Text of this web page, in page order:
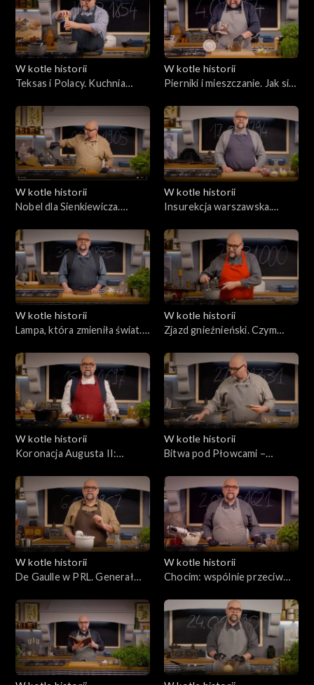
W kotle historii
Teksas i Polacy. Kuchnia
W kotle historii
Pierniki i mieszczanie. Jak się
W kotle historii
Nobel dla Sienkiewicza.
reportera
W kotle historii
Insurekcja warszawska.
stół
W kotle historii
Lampa, która zmieniła świat.
Rockefellera
W kotle historii
Zjazd gnieźnieński. Czym
W kotle historii
Koronacja Augusta II:
Warszawa i Drezno, czyli
najweselsze dwory w
Europie
W kotle historii
Bitwa pod Płowcami –
W kotle historii
De Gaulle w PRL. Generał
W kotle historii
Chocim: wspólnie przeciw
cztery kuchnie